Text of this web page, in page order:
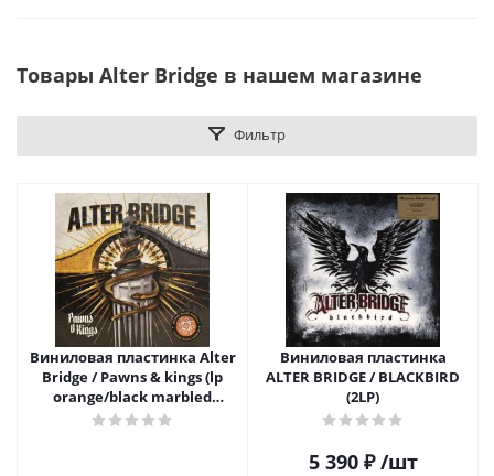
Товары Alter Bridge в нашем магазине
Фильтр
Виниловая пластинка Alter
Bridge / Pawns & kings (lp
orange/black marbled
gatefold vinyl)
Виниловая пластинка
ALTER BRIDGE / BLACKBIRD
(2LP)
5 390₽ /шт